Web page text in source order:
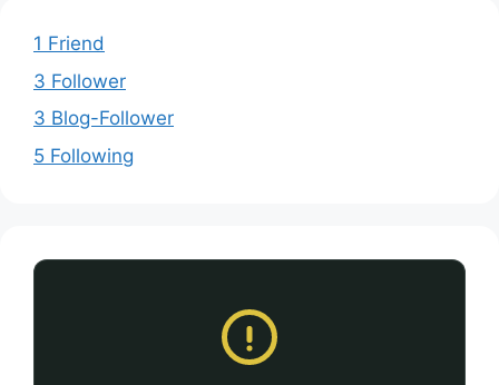
1 Friend
3 Follower
3 Blog-Follower
5 Following